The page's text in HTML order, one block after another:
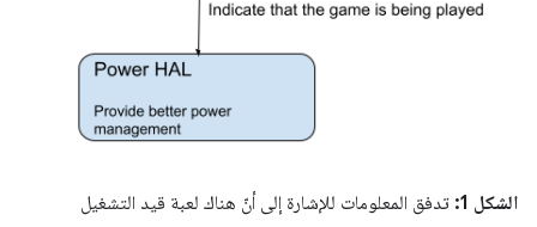
الشكل 1:
تدفق المعلومات للإشارة إلى أنّ هناك لعبة قيد التشغيل